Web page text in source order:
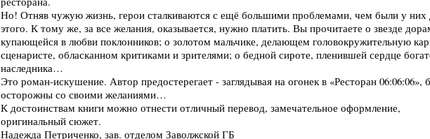
Но! Отняв чужую жизнь, герои сталкиваются с ещё большими проблемами, чем были у них
этого. К тому же, за все желания, оказывается, нужно платить. Вы прочитаете о звезде
купающейся в любви поклонников; о золотом мальчике, делающем головокружительную
сценаристе, обласканном критиками и зрителями; о бедной сироте, пленившей сердце
наследника…
Это роман-искушение. Автор предостерегает - заглядывая на огонек в «Ресторан 06:06:06»,
осторожны со своими желаниями…
К достоинствам книги можно отнести отличный перевод, замечательное оформление,
оригинальный сюжет.
Надежда Петриченко, зав. отделом Заволжской ГБ